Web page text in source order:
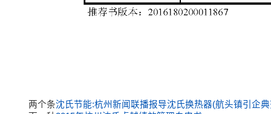
两个条沈氏节能:杭州新闻联播报导沈氏换热器(航头镇引企